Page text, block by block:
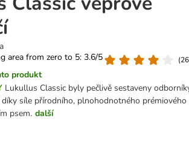
area from zero to 5: 3.6/5
(26
produkt
Lukullus Classic byly pečlivě sestaveny
síle přírodního, plnohodnotného prémiového
psem. další